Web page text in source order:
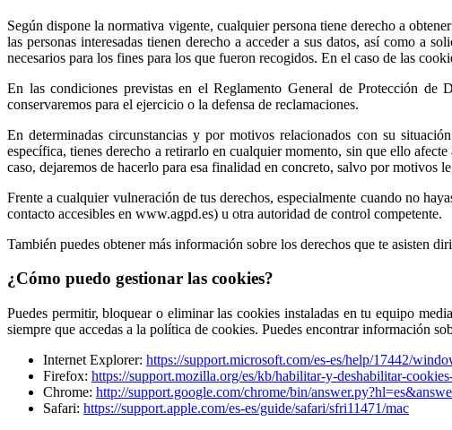
Según dispone la normativa vigente, cualquier persona tiene derecho a
las personas interesadas tienen derecho a acceder a sus datos, así como a
necesarios para los fines para los que fueron recogidos. En el caso de las
En las condiciones previstas en el Reglamento General de Protección
conservaremos para el ejercicio o la defensa de reclamaciones.
En determinadas circunstancias y por motivos relacionados con su
específica, tienes derecho a retirarlo en cualquier momento, sin que ello
caso, dejaremos de hacerlo para esa finalidad en concreto, salvo por motivos
Frente a cualquier vulneración de tus derechos, especialmente cuando no
contacto accesibles en www.agpd.es) u otra autoridad de control competente.
También puedes obtener más información sobre los derechos que te asisten
¿Cómo puedo gestionar las cookies?
Puedes permitir, bloquear o eliminar las cookies instaladas en tu equipo
siempre que accedas a la política de cookies. Puedes encontrar información
Internet Explorer: https://support.microsoft.com/es-es/help/17442/
Firefox: https://support.mozilla.org/es/kb/habilitar-y-deshabilitar-
Chrome: http://support.google.com/chrome/bin/
Safari: https://support.apple.com/es-es/guide/safari/sfri11471/mac